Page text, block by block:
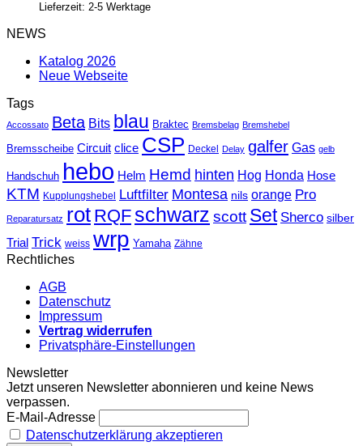
Lieferzeit: 2-5 Werktage
NEWS
Katalog 2026
Neue Webseite
Tags
Accossato Beta Bits blau Braktec Bremsbelag Bremshebel
Bremsscheibe Circuit clice CSP Deckel Delay galfer Gas gelb
Handschuh hebo Helm Hemd hinten Hog Honda Hose
KTM Kupplungshebel Luftfilter Montesa nils orange Pro
Reparatursatz rot RQF schwarz scott Set Sherco silber
Trial Trick weiss wrp Yamaha Zähne
Rechtliches
AGB
Datenschutz
Impressum
Vertrag widerrufen
Privatsphäre-Einstellungen
Newsletter
Jetzt unseren Newsletter abonnieren und keine News
verpassen.
E-Mail-Adresse
Datenschutzerklärung akzeptieren